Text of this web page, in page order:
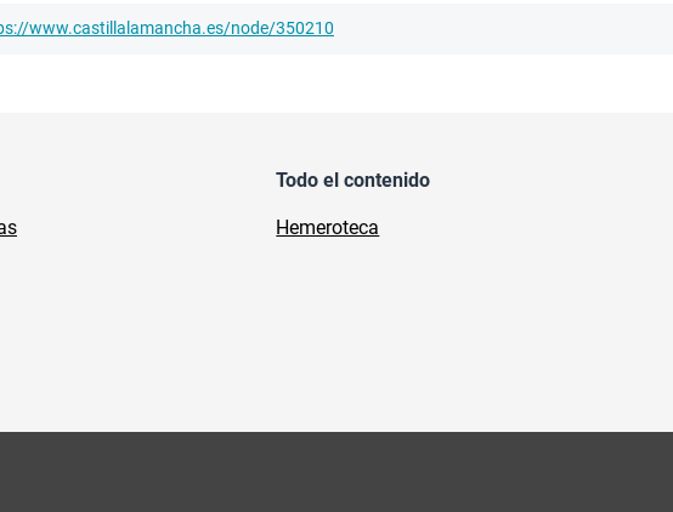
www.castillalamancha.es/node/350210
Todo el contenido
Hemeroteca